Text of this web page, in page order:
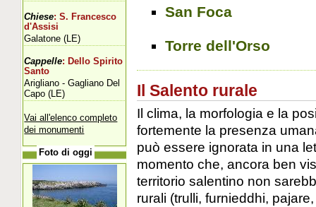
San Foca
Torre dell'Orso
Il Salento rurale
Il clima, la morfologia e la
fortemente la presenza
può essere ignorata in una
momento che, ancora ben
territorio salentino non
rurali (trulli, furnieddhi,
Chiese: S. Francesco
d'Assisi
Galatone (LE)
Cappelle: Dello Spirito
Santo
Arigliano - Gagliano Del
Capo (LE)
Vai all'elenco completo
dei monumenti
Foto di oggi